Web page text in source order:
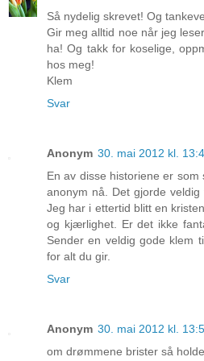
Så nydelig skrevet! Og
Gir meg alltid noe når jeg
ha! Og takk for koselige,
hos meg!
Klem
Svar
Anonym 30. mai 2012 kl.
En av disse historiene er
anonym nå. Det gjorde
Jeg har i ettertid blitt en
og kjærlighet. Er det ikke
Sender en veldig gode klem
for alt du gir.
Svar
Anonym 30. mai 2012 kl.
om drømmene brister så